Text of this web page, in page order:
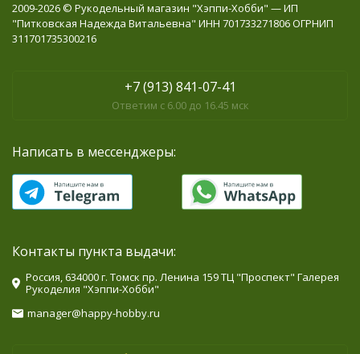
2009-2026 © Рукодельный магазин "Хэппи-Хобби" — ИП
"Питковская Надежда Витальевна" ИНН 701733271806 ОГРНИП
311701735300216
+7 (913) 841-07-41
Ответим с 6.00 до 16.45 мск
Написать в мессенджеры:
Контакты пункта выдачи:
Россия, 634000 г. Томск пр. Ленина 159 ТЦ "Проспект" Галерея
Рукоделия "Хэппи-Хобби"
manager@happy-hobby.ru